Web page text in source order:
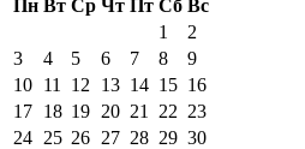
Пн Вт Ср Чт Пт Сб Вс
1
2
3
4 5 6 7 8
9
10 11 12 13 14 15 16
17 18 19 20 21 22 23
24 25 26 27 28 29 30